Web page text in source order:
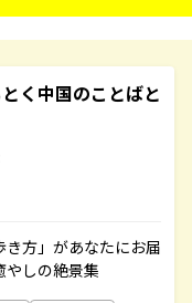
く中国のことばと
方」があなたにお届
やしの絶景集